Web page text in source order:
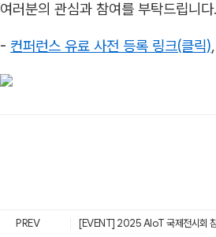
여러분의 관심과 참여를 부탁드립니다.
- 컨퍼런스 유료 사전 등록 링크(클릭)
PREV [EVENT] 2025 AIoT 국제전시회